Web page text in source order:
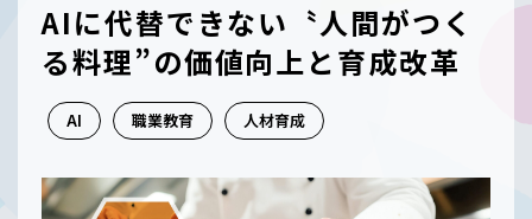
AIに代替できない〝人間がつく
る料理”の価値向上と育成改革
AI 職業教育 人材育成